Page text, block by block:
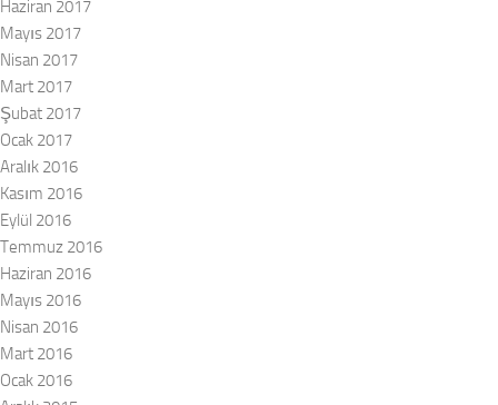
Haziran 2017
Mayıs 2017
Nisan 2017
Mart 2017
Şubat 2017
Ocak 2017
Aralık 2016
Kasım 2016
Eylül 2016
Temmuz 2016
Haziran 2016
Mayıs 2016
Nisan 2016
Mart 2016
Ocak 2016